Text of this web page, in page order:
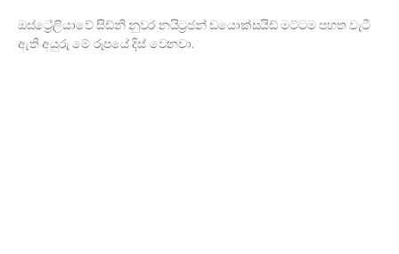
ඔස්ට්‍රේලියාවේ සිඩ්නි නුවර නයිට්‍රජන් ඩයොක්සයිඩ් මට්ටම පහත වැටී
ඇති අයුරු මේ රූපයේ දිස් වෙනවා.